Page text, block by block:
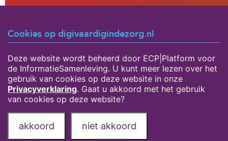
zorgmedewerker zou dit moeten weten en doen. Maar in de
leermiddelen over informatiebeveiliging en privacy
gebruiken, zeker nu tijdens de cybersecuritymaand!Bekijk
de leermiddelen hier.
Privacyverklaring
Over deze website
Onze partners
Cookies op digivaardigindezorg.nl
Deze website wordt beheerd door ECP|Platform voor
de InformatieSamenleving. U kunt meer lezen over het
gebruik van cookies op deze website in onze
Privacyverklaring. Gaat u akkoord met het gebruik
van cookies op deze website?
akkoord niet akkoord